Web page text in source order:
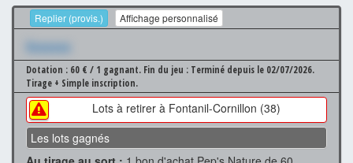
Replier (provis.) Affichage personnalisé
Xxxxxxx
Dotation : 60 € / 1 gagnant. Fin du jeu : Terminé depuis le 02/07/2026.
Tirage + Simple inscription.
Lots à retirer à Fontanil-Cornillon (38)
Les lots gagnés